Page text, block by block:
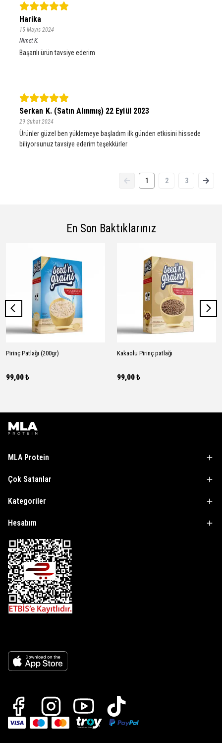
Harika
15 Mayıs 2024
Nimet K.
Başarılı ürün tavsiye ederim
Serkan K. (Satın Alınmış) 22 Eylül 2023
29 Şubat 2024
Ürünler güzel ben yüklemeye başladım ilk günden etkisini hissede
biliyorsunuz tavsiye ederim teşekkürler
1 2 3
En Son Baktıklarınız
Pirinç Patlağı (200gr)
99,00 ₺
Kakaolu Pirinç patlağı
99,00 ₺
MLA Protein
Çok Satanlar
Kategoriler
Hesabım